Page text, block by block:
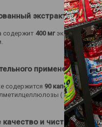
экстракт✅
содержит 400 мг экстракта
применения✅
содержится 90 капсул, чего
( ГПМЦ
и чистота✅